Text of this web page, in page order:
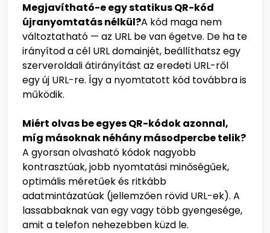
Megjavítható-e egy statikus QR-kód
újranyomtatás nélkül?A kód maga nem
változtatható — az URL be van égetve. De ha te
irányítod a cél URL domainjét, beállíthatsz egy
szerveroldali átirányítást az eredeti URL-ről
egy új URL-re. Így a nyomtatott kód továbbra is
működik.
Miért olvas be egyes QR-kódok azonnal,
míg másoknak néhány másodpercbe telik?
A gyorsan olvasható kódok nagyobb
kontrasztúak, jobb nyomtatási minőségűek,
optimális méretűek és ritkább
adatmintázatúak (jellemzően rövid URL-ek). A
lassabbaknak van egy vagy több gyengesége,
amit a telefon nehezebben küzd le.